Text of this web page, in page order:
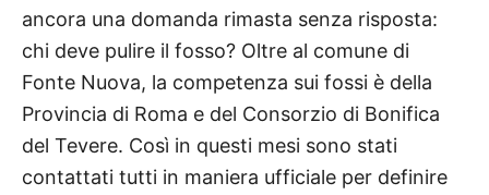
ancora una domanda rimasta senza risposta:
chi deve pulire il fosso? Oltre al comune di
Fonte Nuova, la competenza sui fossi è della
Provincia di Roma e del Consorzio di Bonifica
del Tevere. Così in questi mesi sono stati
contattati tutti in maniera ufficiale per definire